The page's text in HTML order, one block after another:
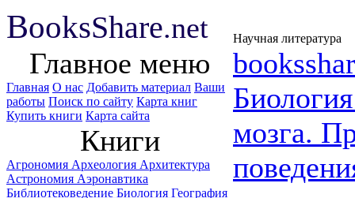
BooksShare.net Научная литература
Главное меню
Главная О нас Добавить материал Ваши
работы Поиск по сайту Карта книг
Купить книги Карта сайта
Книги
Агрономия Археология Архитектура
Астрономия Аэронавтика
Библиотековедение Биология География
мозга.